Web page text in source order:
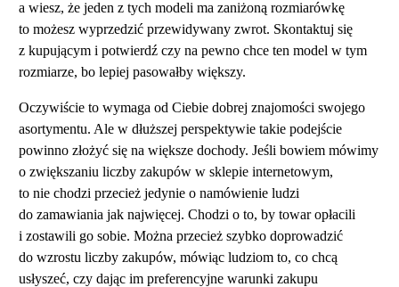
a wiesz, że jeden z tych modeli ma zaniżoną rozmiarówkę
to możesz wyprzedzić przewidywany zwrot. Skontaktuj się
z kupującym i potwierdź czy na pewno chce ten model w tym
rozmiarze, bo lepiej pasowałby większy.
Oczywiście to wymaga od Ciebie dobrej znajomości swojego
asortymentu. Ale w dłuższej perspektywie takie podejście
powinno złożyć się na większe dochody. Jeśli bowiem mówimy
o zwiększaniu liczby zakupów w sklepie internetowym,
to nie chodzi przecież jedynie o namówienie ludzi
do zamawiania jak najwięcej. Chodzi o to, by towar opłacili
i zostawili go sobie. Można przecież szybko doprowadzić
do wzrostu liczby zakupów, mówiąc ludziom to, co chcą
usłyszeć, czy dając im preferencyjne warunki zakupu